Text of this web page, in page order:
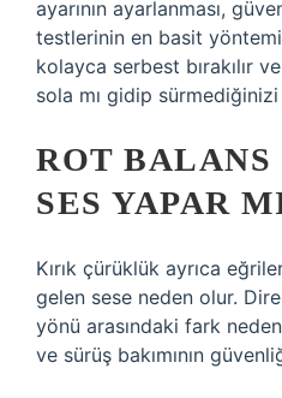
ayarının ayarlanması,
testlerinin en basit
kolayca serbest bırakılır
sola mı gidip
ROT BALANS
SES YAPAR
Kırık çürüklük ayrıca
gelen sese neden olur.
yönü arasındaki fark
ve sürüş bakımının